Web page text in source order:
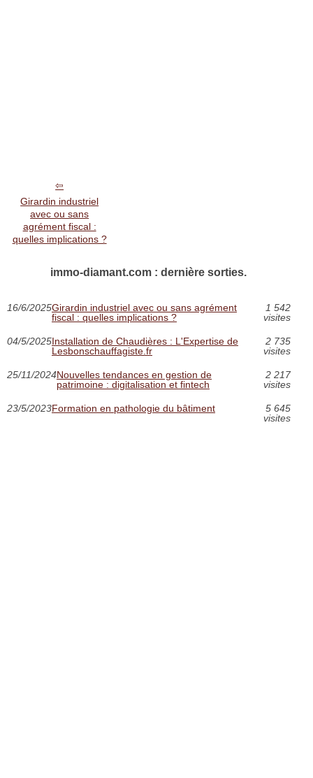
Girardin industriel
avec ou sans
agrément fiscal :
quelles implications ?
immo-diamant.com : dernière sorties.
16/6/2025Girardin industriel avec ou sans agrément
fiscal : quelles implications ?
1 542
visites
04/5/2025Installation de Chaudières : L'Expertise de
Lesbonschauffagiste.fr
2 735
visites
25/11/2024Nouvelles tendances en gestion de
patrimoine : digitalisation et fintech
2 217
visites
23/5/2023Formation en pathologie du bâtiment
5 645
visites